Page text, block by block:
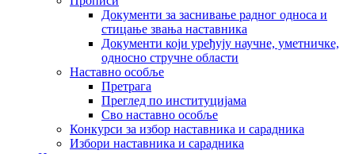
Документи за заснивање радног односа и
стицање звања наставника
Документи који уређују научне, уметничке,
односно стручне области
Наставно особље
Претрага
Преглед по институцијама
Сво наставно особље
Конкурси за избор наставника и сарадника
Избори наставника и сарадника